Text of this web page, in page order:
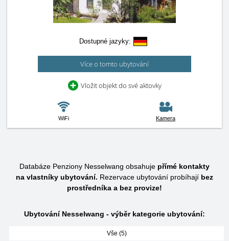
Dostupné jazyky:
Více o tomto ubytování
Vložit objekt do své aktovky
WiFi Kamera
Databáze Penziony Nesselwang obsahuje přímé kontakty
na vlastníky ubytování. Rezervace ubytování probíhají bez
prostředníka a bez provize!
Ubytování Nesselwang - výběr kategorie ubytování:
Vše (5)